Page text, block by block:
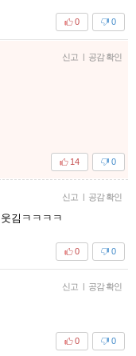
0
0
신고 | 공감 확인
0
14
신고 | 공감 확인
김ㅋㅋㅋㅋ
0
0
신고 | 공감 확인
0
0